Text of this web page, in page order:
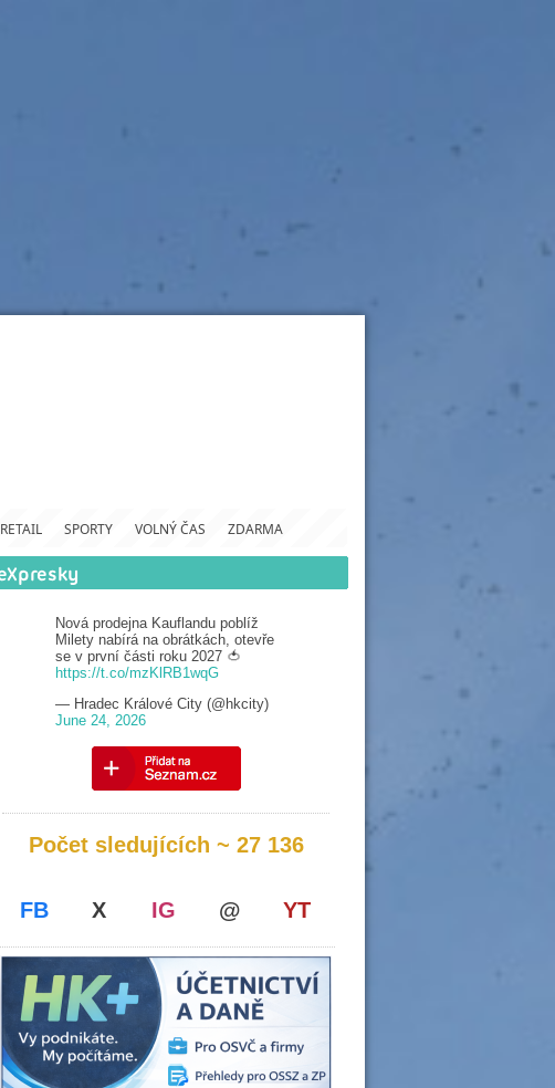
RETAIL SPORTY VOLNÝ ČAS ZDARMA
Nová prodejna Kauflandu poblíž
Milety nabírá na obrátkách, otevře
se v první části roku 2027 🍅
https://t.co/mzKlRB1wqG
— Hradec Králové City (@hkcity)
June 24, 2026
Počet sledujících ~ 27 136
FB X IG @ YT